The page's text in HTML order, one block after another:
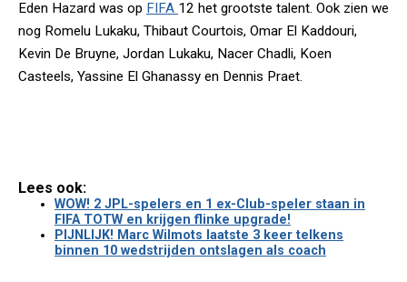
Eden Hazard was op FIFA 12 het grootste talent. Ook zien we
nog Romelu Lukaku, Thibaut Courtois, Omar El Kaddouri,
Kevin De Bruyne, Jordan Lukaku, Nacer Chadli, Koen
Casteels, Yassine El Ghanassy en Dennis Praet.
Lees ook:
WOW! 2 JPL-spelers en 1 ex-Club-speler staan in
FIFA TOTW en krijgen flinke upgrade!
PIJNLIJK! Marc Wilmots laatste 3 keer telkens
binnen 10 wedstrijden ontslagen als coach